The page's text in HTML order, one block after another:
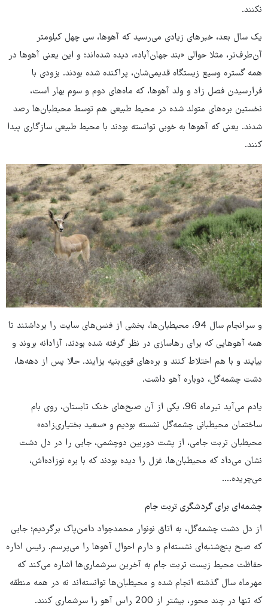
نکنند.
یک سال بعد، خبرهای زیادی می‌رسید که آهوها، سی چهل کیلومتر
آن‌طرف‌تر، مثلا حوالی «بند جهان‌آباد»، دیده شده‌اند؛ و این یعنی آهوها در
همه گستره وسیع زیستگاه قدیمی‌شان، پراکنده شده بودند. بزودی با
فرارسیدن فصل زاد و ولد آهوها، که ماه‌های دوم و سوم بهار است،
نخستین بره‌های متولد شده در محیط طبیعی هم توسط محیطبان‌ها رصد
شدند. یعنی که آهوها به خوبی توانسته بودند با محیط طبیعی سازگاری پیدا
کنند.
و سرانجام سال 94، محیطبان‌ها، بخشی از فنس‌های سایت را برداشتند تا
همه آهوهایی که برای رهاسازی در نظر گرفته شده بودند، آزادانه بروند و
بیایند و با هم اختلاط کنند و بره‌های قوی‌بنیه بزایند. حالا پس از دهه‌ها،
دشت چشمه‌گل، دوباره آهو داشت.
یادم می‌آید تیرماه 96، یکی از آن‌ صبح‌های خنک تابستان، روی بام
ساختمان محیطبانی چشمه‌گل نشسته بودیم و «سعید بختیاری‌زاده»
محیطبان تربت جامی، از پشت دوربین دوچشمی، جایی را در دل دشت
نشان می‌داد که محیطبان‌ها، غزل را دیده بودند که با بره‌ نوزاده‌اش،
می‌چریده....
چشمه‌ای برای گردشگری تربت جام
از دل دشت چشمه‌گل، به اتاق نونوار محمدجواد دامن‌پاک برگردیم؛ جایی
که صبح‌ پنج‌شنبه‌ای نشسته‌ام و دارم احوال آهوها را می‌پرسم. رئیس اداره
حفاظت محیط زیست تربت جام به آخرین سرشماری‌ها اشاره می‌کند که
مهرماه سال گذشته انجام شده و محیطبان‌ها توانسته‌اند نه در همه منطقه
که تنها در چند محور، بیشتر از 200 راس آهو را سرشماری کنند.